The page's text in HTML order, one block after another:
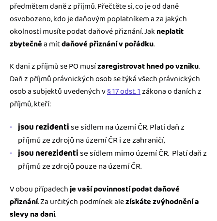
předmětem daně z příjmů. Přečtěte si, co je od daně
osvobozeno, kdo je daňovým poplatníkem a za jakých
okolností musíte podat daňové přiznání. Jakneplatit
zbytečněa mítdaňové přiznání v pořádku.
K dani z příjmů se PO musízaregistrovat hned po vzniku.
Daň z příjmů právnických osob se týká všech právnických
osob a subjektů uvedených v§ 17 odst. 1zákona o daních z
příjmů, kteří:
jsou rezidentise sídlem na území ČR. Platí daň z
příjmů ze zdrojů na území ČR i ze zahraničí,
jsou nerezidentise sídlem mimo území ČR. Platí daň z
příjmů ze zdrojů pouze na území ČR.
V obou případechje vaší povinností podat daňové
přiznání. Za určitých podmínek alezískátezvýhodnění a
slevy na dani.